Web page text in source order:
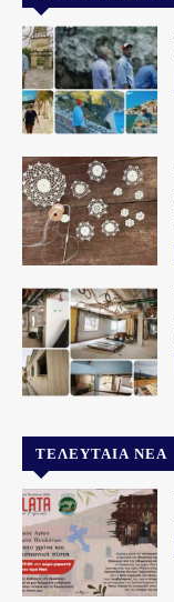
ΤΕΛΕΥΤΑΊΑ ΝΈΑ